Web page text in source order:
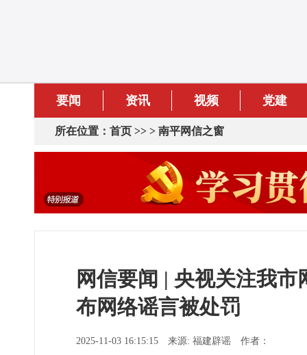
要闻 资讯 视频 党建
所在位置： 首页 >> > 南平网信之窗
网信要闻 | 央视关注我
布网络谣言被处罚
2025-11-03 16:15:15 来源: 福建辟谣 作者：